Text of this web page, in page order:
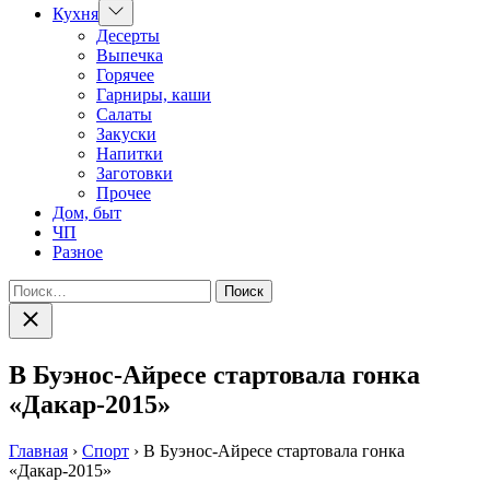
Кухня Показать
подменю
Десерты
Выпечка
Горячее
Гарниры, каши
Салаты
Закуски
Напитки
Заготовки
Прочее
Дом, быт
ЧП
Разное
Найти:
Закрыть
поиск
В Буэнос-Айресе стартовала гонка
«Дакар-2015»
Главная › Спорт › В Буэнос-Айресе стартовала гонка
«Дакар-2015»